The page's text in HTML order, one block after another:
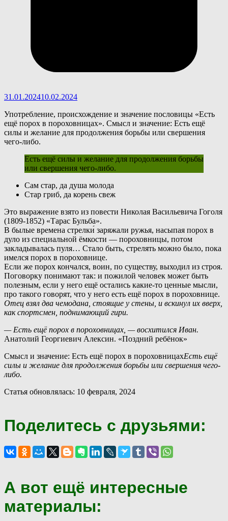
31.01.202410.02.2024
Употребление, происхождение и значение пословицы «Есть
ещё порох в пороховницах». Смысл и значение: Есть ещё
силы и желание для продолжения борьбы или свершения
чего-либо.
Есть ещё силы и желание для продолжения борьбы
или свершения чего-либо.
Сам стар, да душа молода
Стар гриб, да корень свеж
Это выражение взято из повести Николая Васильевича Гоголя
(1809-1852) «Тарас Бульба».
В былые времена стрелки́ заряжали ружья, насыпая порох в
дуло из специальной ёмкости — пороховницы, потом
закладывалась пуля… Стало быть, стрелять можно было, пока
имелся порох в пороховнице.
Если же порох кончался, воин, по существу, выходил из строя.
Поговорку понимают так: и пожилой человек может быть
полезным, если у него ещё остались какие-то ценные мысли,
про такого говорят, что у него есть ещё порох в пороховнице.
Отец взял два чемодана, стоящие у стены, и вскинул их вверх,
как спортсмен, поднимающий гири.
— Есть ещё порох в пороховницах, — восхитился Иван.
Анатолий Георгиевич Алексин. «Поздний ребёнок»
Смысл и значение: Есть ещё порох в пороховницахЕсть ещё
силы и желание для продолжения борьбы или свершения чего-
либо.
Статья обновлялась: 10 февраля, 2024
Поделитесь с друзьями:
А вот ещё интересные
материалы: